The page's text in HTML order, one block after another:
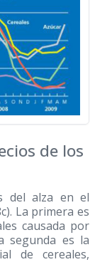
de los
del alza en el
La primera es
causada por
segunda es la
de cereales,